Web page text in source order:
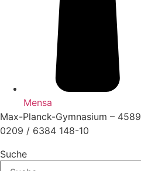
Mensa
Max-Planck-Gymnasium –
0209 / 6384 148-10
Suche